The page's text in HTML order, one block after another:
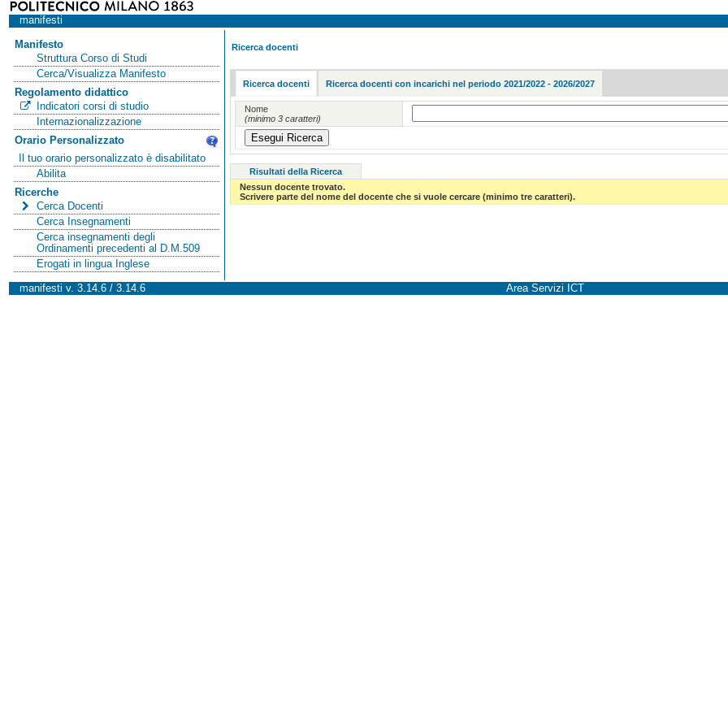
manifesti
Manifesto
Struttura Corso di Studi
Cerca/Visualizza Manifesto
Regolamento didattico
Indicatori corsi di studio
Internazionalizzazione
Orario Personalizzato
Il tuo orario personalizzato è disabilitato
Abilita
Ricerche
Cerca Docenti
Cerca Insegnamenti
Cerca insegnamenti degli
Ordinamenti precedenti al D.M.509
Erogati in lingua Inglese
Ricerca docenti
Ricerca docenti Ricerca docenti con incarichi nel periodo 2021/2022 - 2026/2027
Nome
(minimo 3 caratteri)
Risultati della Ricerca
Nessun docente trovato.
Scrivere parte del nome del docente che si vuole cercare (minimo tre caratteri).
manifesti v. 3.14.6 / 3.14.6 Area Servizi ICT